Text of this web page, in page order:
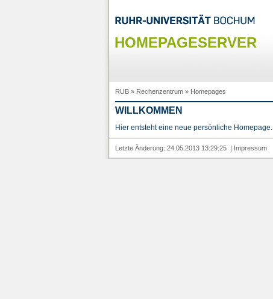
HOMEPAGESERVER
RUB» Rechenzentrum» Homepages
WILLKOMMEN
Hier entsteht eine neue persönliche Homepage.
Letzte Änderung: 24.05.2013 13:29:25 | Impressum